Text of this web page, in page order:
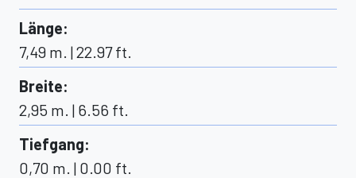
Länge:
7,49 m. | 22.97 ft.
Breite:
2,95 m. | 6.56 ft.
Tiefgang:
0,70 m. | 0.00 ft.